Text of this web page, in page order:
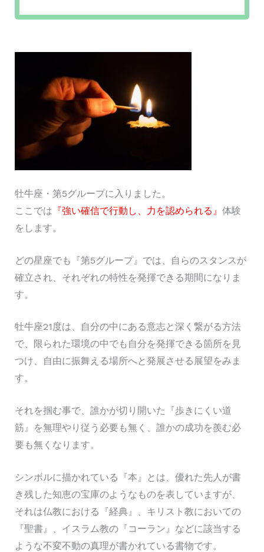
牡牛座・第5グループに入りました。
ここでは 『強い確信で行動し、力を認められる』 体験
をします。
どの星座でも『第5グループ』では、自らのスタンスが
確立され、それぞれの特性を発揮できる期間になりま
す。
牡牛座21度は、自分の中にある意志と深く繋がる方法
で、限られた環境の中でも自分を発揮できる箇所を見
つけ、自由に振舞える場所へと発展させる展望をみま
す。
それを掴む事で、誰かが切り開いた『歩きにくい道
筋』を無理やり従う必要も無く、誰かの成功を羨む必
要も無くなります。
シンボルに描かれている『本』とは、優れた先人が書
き残した知恵の宝庫のようなものを表していますが、
それは仏教における『経典』、キリスト教においての
『聖書』、イスラム教の『コーラン』などに該当する
ような不変不動の真理が書かれている書物です。